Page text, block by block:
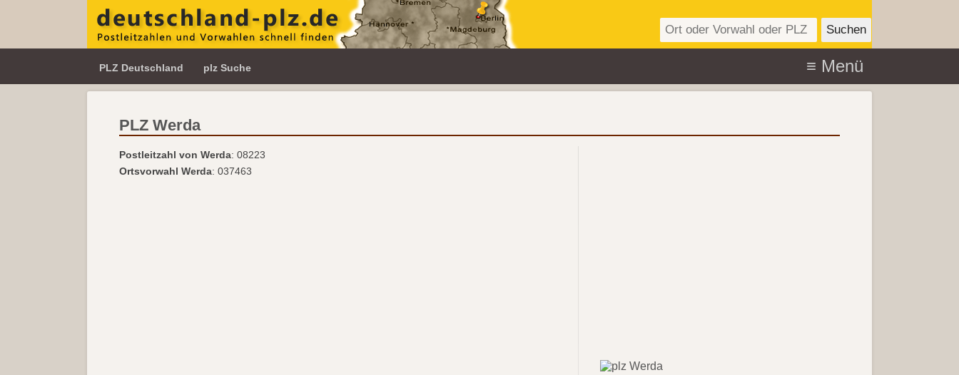
PLZ Deutschland plz Suche
PLZ Werda
Postleitzahl von Werda: 08223
Ortsvorwahl Werda: 037463